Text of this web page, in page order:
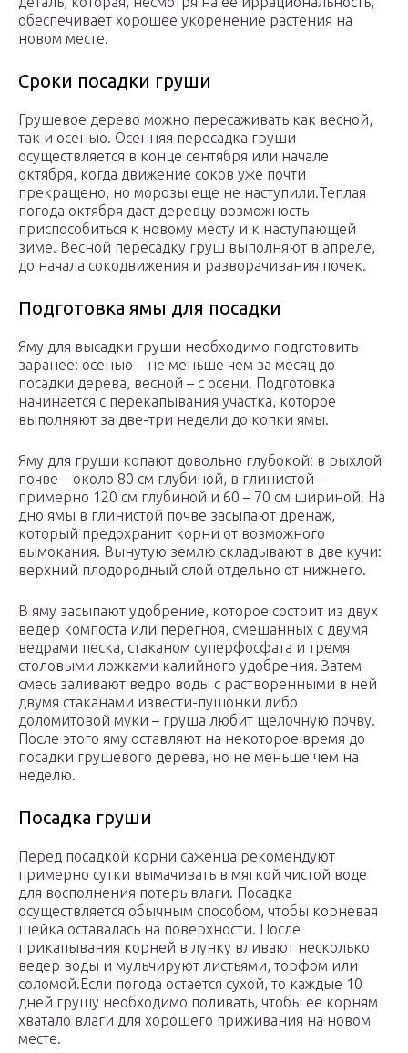
обеспечивает хорошее укоренение растения на
новом месте.
Сроки посадки груши
Грушевое дерево можно пересаживать как весной,
так и осенью. Осенняя пересадка груши
осуществляется в конце сентября или начале
октября, когда движение соков уже почти
прекращено, но морозы еще не наступили.Теплая
погода октября даст деревцу возможность
приспособиться к новому месту и к наступающей
зиме. Весной пересадку груш выполняют в апреле,
до начала сокодвижения и разворачивания почек.
Подготовка ямы для посадки
Яму для высадки груши необходимо подготовить
заранее: осенью – не меньше чем за месяц до
посадки дерева, весной – с осени. Подготовка
начинается с перекапывания участка, которое
выполняют за две-три недели до копки ямы.
Яму для груши копают довольно глубокой: в рыхлой
почве – около 80 см глубиной, в глинистой –
примерно 120 см глубиной и 60 – 70 см шириной. На
дно ямы в глинистой почве засыпают дренаж,
который предохранит корни от возможного
вымокания. Вынутую землю складывают в две кучи:
верхний плодородный слой отдельно от нижнего.
В яму засыпают удобрение, которое состоит из двух
ведер компоста или перегноя, смешанных с двумя
ведрами песка, стаканом суперфосфата и тремя
столовыми ложками калийного удобрения. Затем
смесь заливают ведро воды с растворенными в ней
двумя стаканами извести-пушонки либо
доломитовой муки – груша любит щелочную почву.
После этого яму оставляют на некоторое время до
посадки грушевого дерева, но не меньше чем на
неделю.
Посадка груши
Перед посадкой корни саженца рекомендуют
примерно сутки вымачивать в мягкой чистой воде
для восполнения потерь влаги. Посадка
осуществляется обычным способом, чтобы корневая
шейка оставалась на поверхности. После
прикапывания корней в лунку вливают несколько
ведер воды и мульчируют листьями, торфом или
соломой.Если погода остается сухой, то каждые 10
дней грушу необходимо поливать, чтобы ее корням
хватало влаги для хорошего приживания на новом
месте.